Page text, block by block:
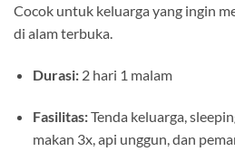
Cocok untuk keluarga yang ingin
di alam terbuka.
Durasi:2 hari 1 malam
Fasilitas:Tenda keluarga,
makan 3x, api unggun, dan